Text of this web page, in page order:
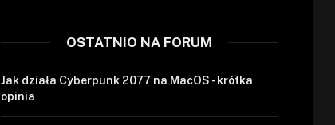
OSTATNIO NA FORUM
Jak działa Cyberpunk 2077 na MacOS - krótka
opinia